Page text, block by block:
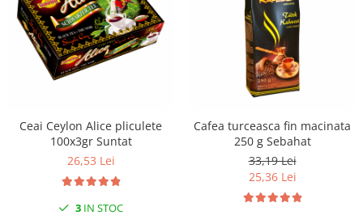
Ceai Ceylon Alice pliculete
100x3gr Suntat
26,53 Lei
3 IN STOC
Cafea turceasca fin macinata
250 g Sebahat
33,19 Lei
25,36 Lei